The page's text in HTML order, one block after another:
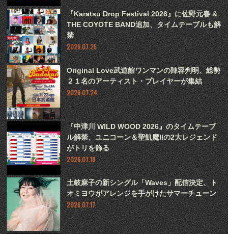
『Karatsu Drop Festival 2026』に佐野元春 &
THE COYOTE BAND追加、タイムテーブルも解
禁
2026.07.25
Original Love武道館ワンマンの陣容判明、総勢
２１名のアーティスト・プレイヤーが集結
2026.07.24
『中津川 WILD WOOD 2026』のタイムテーブ
ル解禁、ユニコーン＆聖飢魔IIの2大レジェンド
がトリを飾る
2026.07.18
土岐麻子の新シングル「Waves」配信決定、ト
オミヨウがアレンジを手がけたサマーチューン
2026.07.17